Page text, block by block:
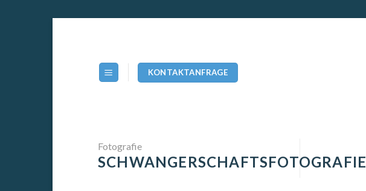
KONTAKTANFRAGE
Fotografie
SCHWANGERSCHAFTSFOTOGRAFIE